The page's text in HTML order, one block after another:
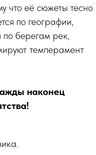
что её сюжеты тесно
по географии,
по берегам рек,
темперамент
наконец